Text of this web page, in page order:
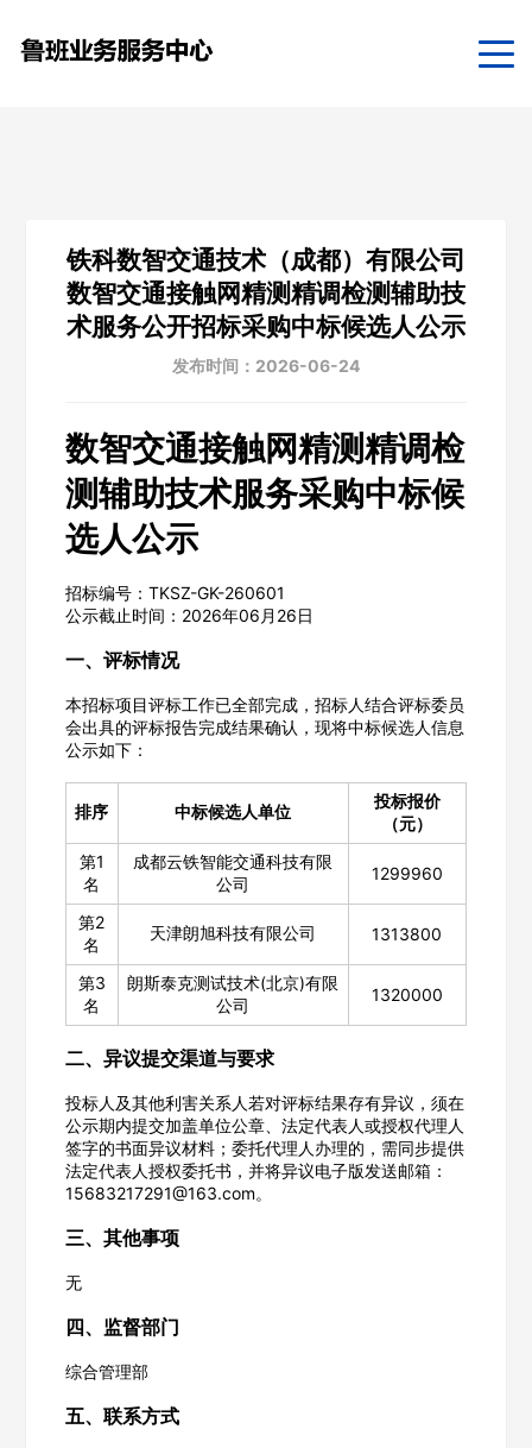
铁科数智交通技术（成都）有限公司
数智交通接触网精测精调检测辅助技
术服务公开招标采购中标候选人公示
发布时间：2026-06-24
数智交通接触网精测精调检
测辅助技术服务采购中标候
选人公示
招标编号：TKSZ-GK-260601
公示截止时间：2026年06月26日
一、评标情况
本招标项目评标工作已全部完成，招标人结合评标委员
会出具的评标报告完成结果确认，现将中标候选人信息
公示如下：
排序 中标候选人单位
投标报价
（元）
第1
名
成都云铁智能交通科技有限
公司
1299960
第2
名
天津朗旭科技有限公司 1313800
第3
名
朗斯泰克测试技术(北京)有限
公司
1320000
二、异议提交渠道与要求
投标人及其他利害关系人若对评标结果存有异议，须在
公示期内提交加盖单位公章、法定代表人或授权代理人
签字的书面异议材料；委托代理人办理的，需同步提供
法定代表人授权委托书，并将异议电子版发送邮箱：
15683217291@163.com。
三、其他事项
无
四、监督部门
综合管理部
五、联系方式
欢迎入驻供应商
公司名称